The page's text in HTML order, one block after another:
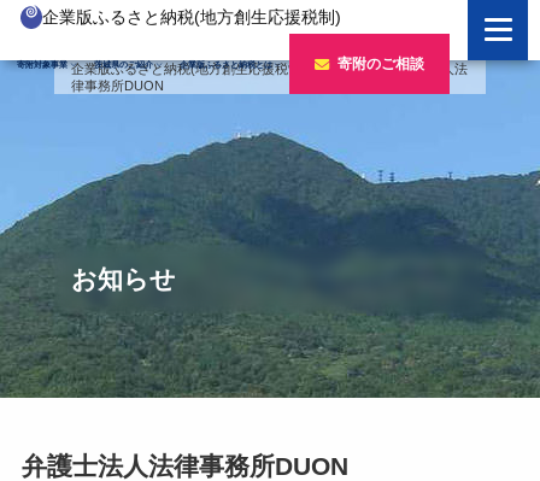
企業版ふるさと納税(地方創生応援税制)
寄附対象事業 茨城県のご紹介 企業版ふるさと納税とは 寄附のご相談
企業版ふるさと納税とは
制度の概要
企業版ふるさと納税(人材派遣型)
寄附をいただいた企業様
寄附対象事業のご紹介
新しい豊かさを推進する事業
新しい安心安全を推進する事業
新しい人財育成を推進する事業
新しい夢・希望を推進する事業
事業検索フォーム
茨城県のご紹介
茨城のポテンシャル
「新しい茨城」への4つのチャレンジ
寄附をいただいた企業様
令和7年度寄附企業一覧
令和6年度寄附企業一覧
令和5年度寄附企業一覧
令和4年度寄附企業一覧
企業版ふるさと納税(地方創生応援税制) >寄附企業>弁護士法人法
律事務所DUON
お知らせ
弁護士法人法律事務所DUON